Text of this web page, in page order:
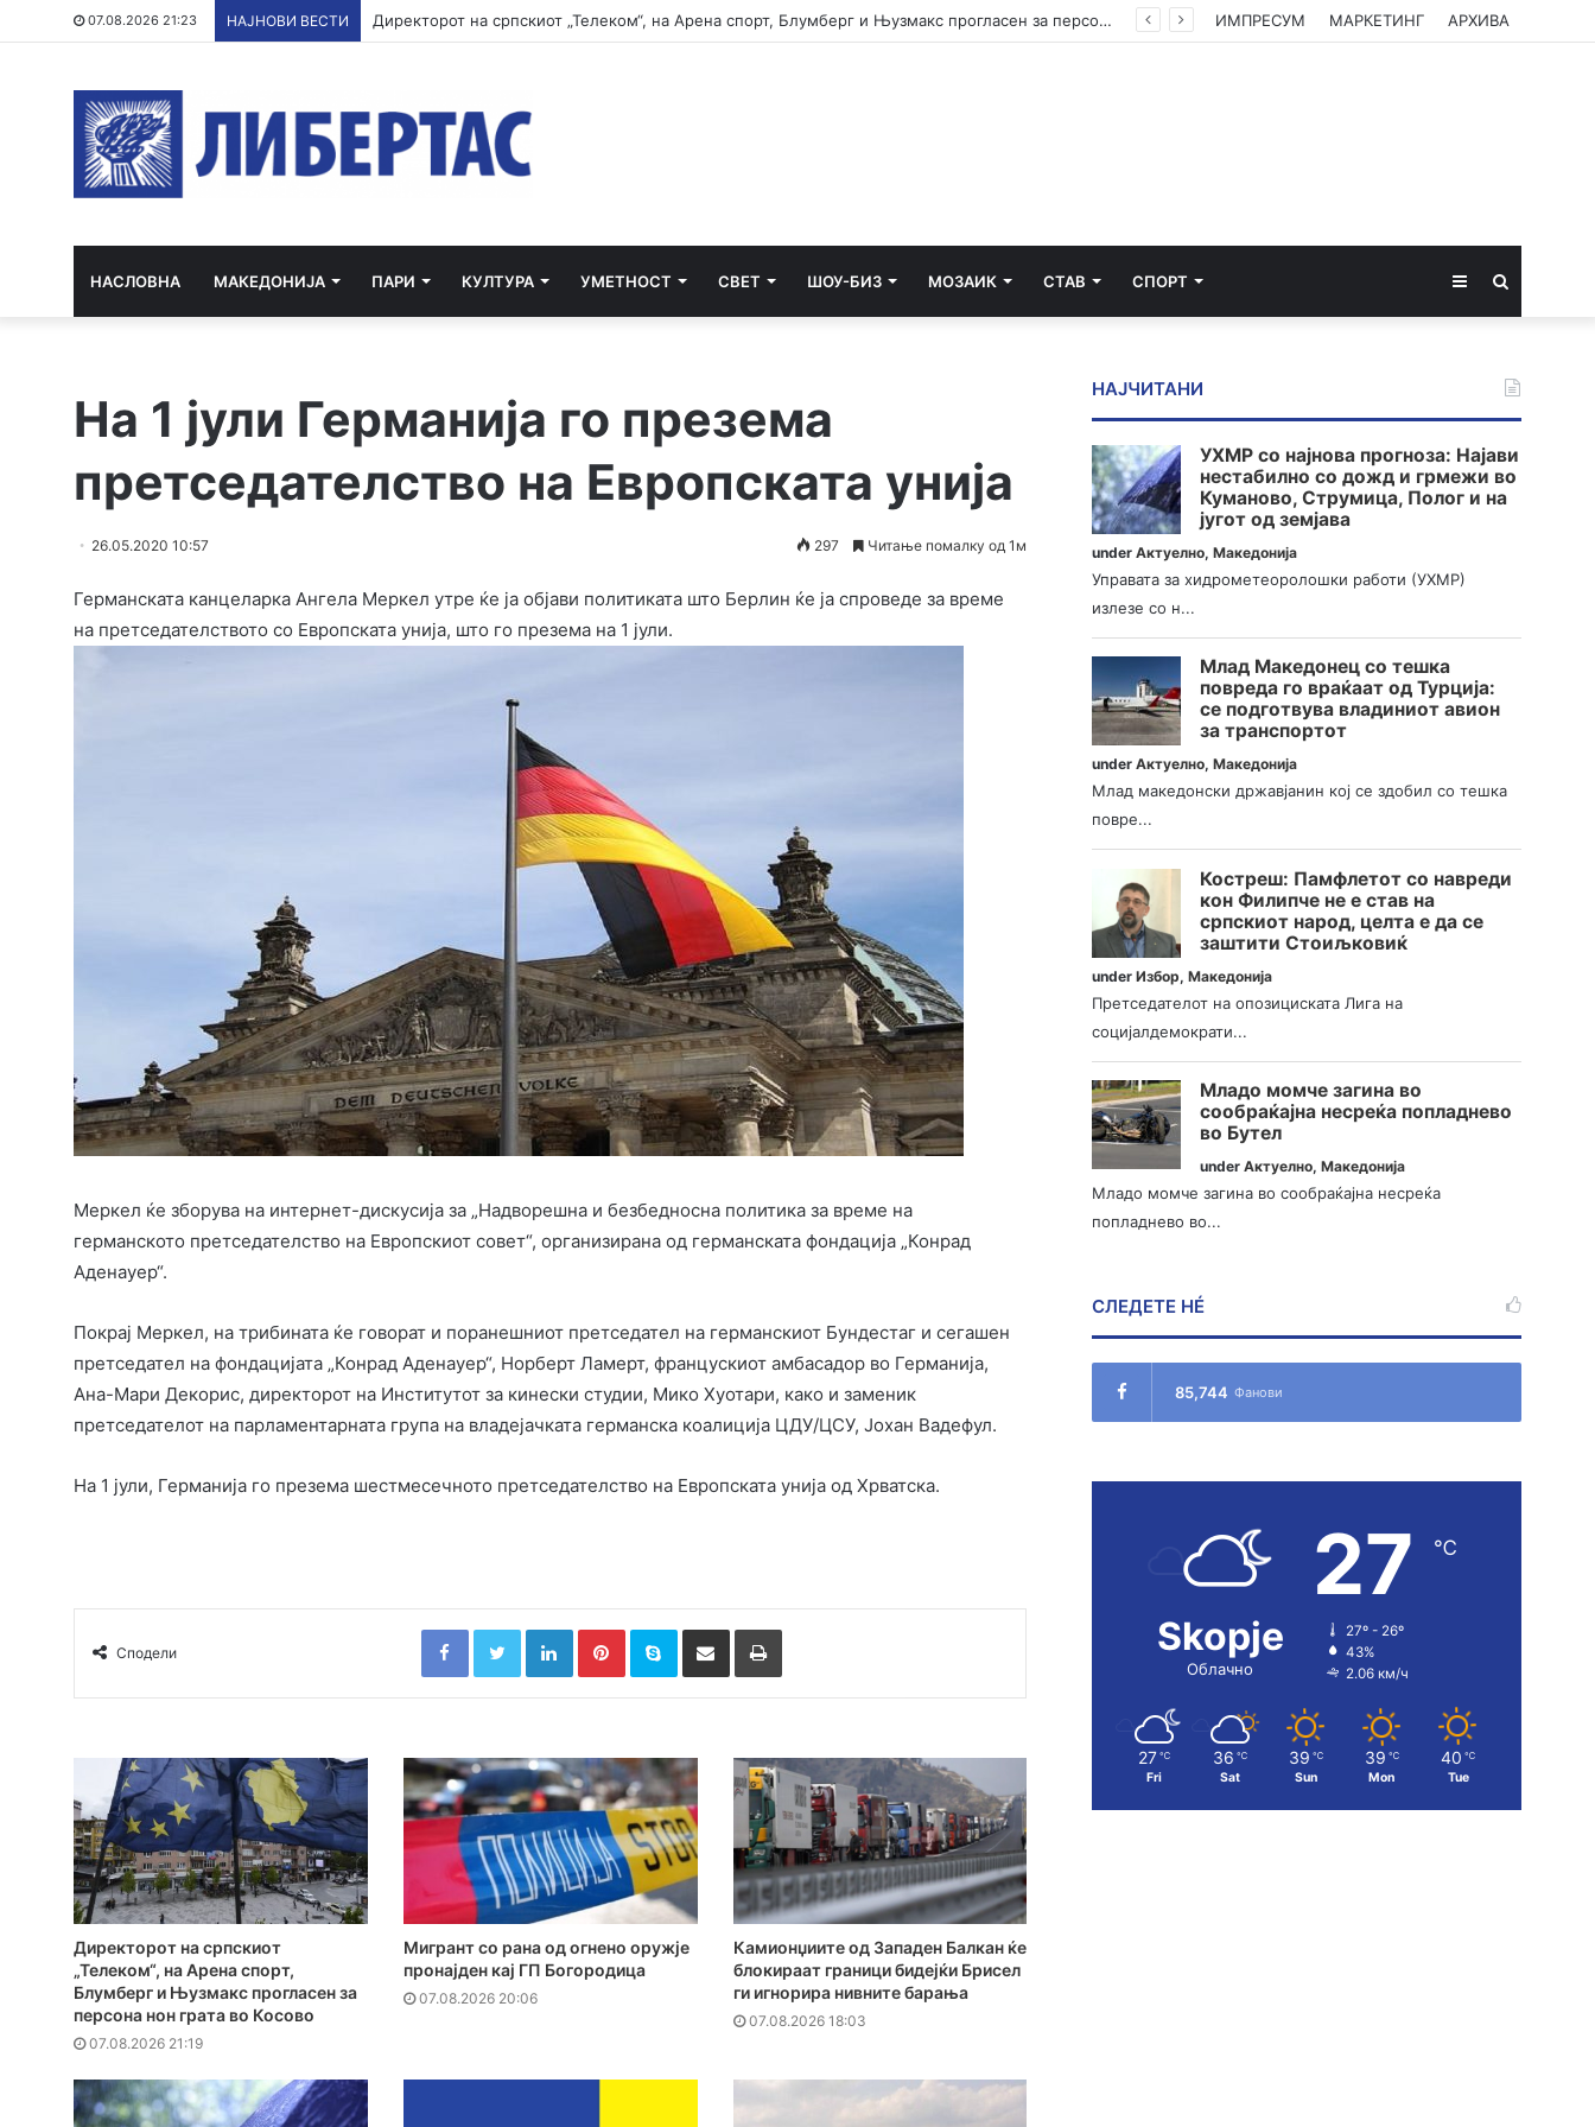
07.08.2026 21:23 НАЈНОВИ ВЕСТИ Директорот на српскиот „Телеком“, на Арена спорт, Блумберг и Њузмакс прогласен за персона нон грата во Косово ИМПРЕСУМ МАРКЕТИНГ АРХИВА
НАСЛОВНА МАКЕДОНИЈА ПАРИ КУЛТУРА УМЕТНОСТ СВЕТ ШОУ-БИЗ МОЗАИК СТАВ СПОРТ Sidebar
На 1 јули Германија го презема
претседателство на Европската унија
26.05.2020 10:57 297 Читање помалку од 1м
Германската канцеларка Ангела Меркел утре ќе ја објави политиката што Берлин ќе ја спроведе за време
на претседателството со Европската унија, што го презема на 1 јули.
Меркел ќе зборува на интернет-дискусија за „Надворешна и безбедносна политика за време на
германското претседателство на Европскиот совет“, организирана од германската фондација „Конрад
Аденауер“.
Покрај Меркел, на трибината ќе говорат и поранешниот претседател на германскиот Бундестаг и сегашен
претседател на фондацијата „Конрад Аденауер“, Норберт Ламерт, францускиот амбасадор во Германија,
Ана-Мари Декорис, директорот на Институтот за кинески студии, Мико Хуотари, како и заменик
претседателот на парламентарната група на владејачката германска коалиција ЦДУ/ЦСУ, Јохан Вадефул.
На 1 јули, Германија го презема шестмесечното претседателство на Европската унија од Хрватска.
Сподели
FacebookTwitterLinkedInPinterestSkype Сподели преку Е-маил Испринтај
Директорот на српскиот
„Телеком“, на Арена спорт,
Блумберг и Њузмакс прогласен за
персона нон грата во Косово
07.08.2026 21:19
Мигрант со рана од огнено оружје
пронајден кај ГП Богородица
07.08.2026 20:06
Камионџиите од Западен Балкан ќе
блокираат граници бидејќи Брисел
ги игнорира нивните барања
07.08.2026 18:03
НАЈЧИТАНИ
УХМР со најнова прогноза: Најави
нестабилно со дожд и грмежи во
Куманово, Струмица, Полог и на
југот од земјава
underАктуелно,Македонија
Управата за хидрометеоролошки работи (УХМР)
излезе со н...
Млад Македонец со тешка
повреда го враќаат од Турција:
се подготвува владиниот авион
за транспортот
underАктуелно,Македонија
Млад македонски државјанин кој се здобил со тешка
повре...
Костреш: Памфлетот со навреди
кон Филипче не е став на
српскиот народ, целта е да се
заштити Стоиљковиќ
underИзбор,Македонија
Претседателот на опозициската Лига на
социјалдемократи...
Младо момче загина во
сообраќајна несреќа попладнево
во Бутел
underАктуелно,Македонија
Младо момче загина во сообраќајна несреќа
попладнево во...
СЛЕДЕТЕ НÉ
85,744 Фанови
Skopje
Облачно
27 ℃
27º - 26º
43%
2.06 км/ч
27 ℃
Fri
36 ℃
Sat
39 ℃
Sun
39 ℃
Mon
40 ℃
Tue